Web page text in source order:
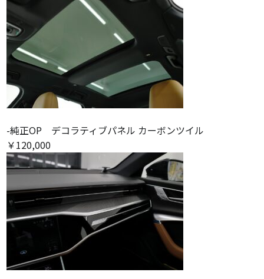
-純正OP デコラティブパネル カーボンツイル
￥120,000